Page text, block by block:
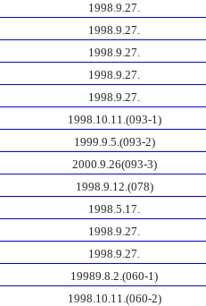
1998.9.27.
1998.9.27.
1998.9.27.
1998.9.27.
1998.9.27.
1998.10.11.(093-1)
1999.9.5.(093-2)
2000.9.26(093-3)
1998.9.12.(078)
1998.5.17.
1998.9.27.
1998.9.27.
19989.8.2.(060-1)
1998.10.11.(060-2)